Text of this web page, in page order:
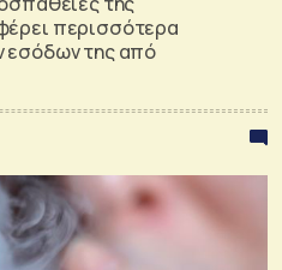
περισσότερα
εσόδων της από